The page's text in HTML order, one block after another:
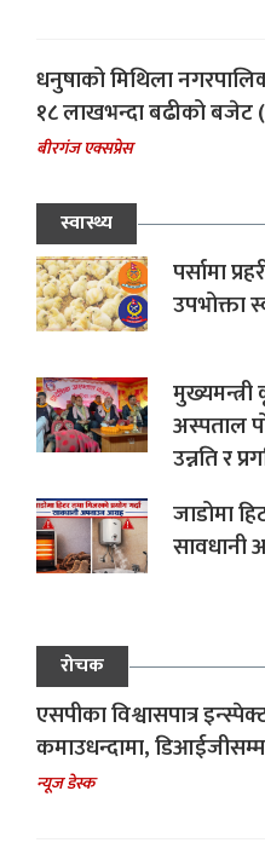
धनुषाको मिथिला
१८ लाखभन्दा बढीको बजेट
बीरगंज एक्सप्रेस
स्वास्थ्य
पर्सामा
उपभोक्ता
मुख्यमन्त्री
अस्पताल
उन्नति र
जाडोमा
सावधानी
रोचक
एसपीका विश्वासपात्र
कमाउधन्दामा,
न्यूज डेस्क